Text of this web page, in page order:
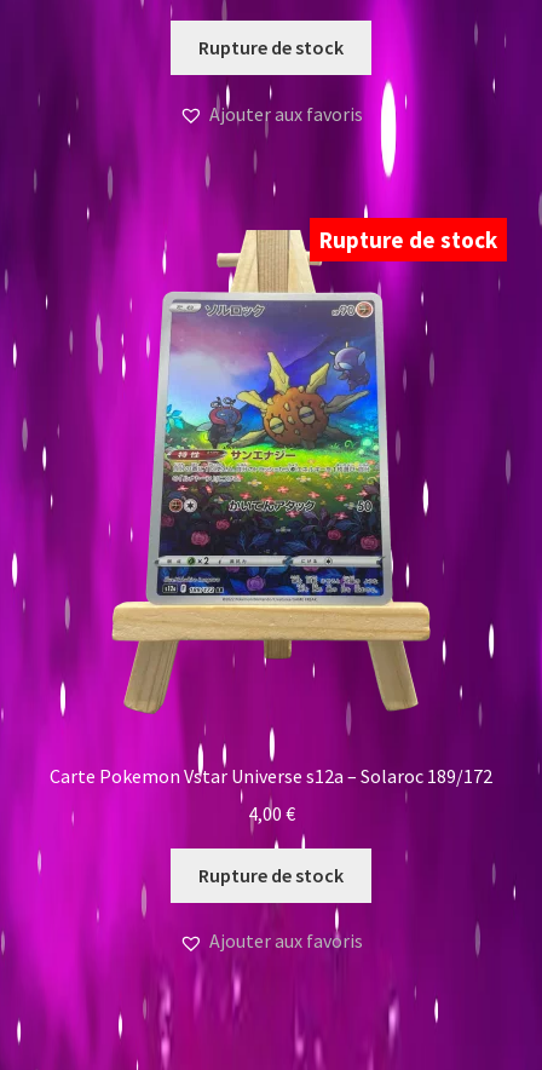
Rupture de stock
Ajouter aux favoris
Rupture de stock
Carte Pokemon Vstar Universe s12a – Solaroc 189/172
4,00 €
Rupture de stock
Ajouter aux favoris